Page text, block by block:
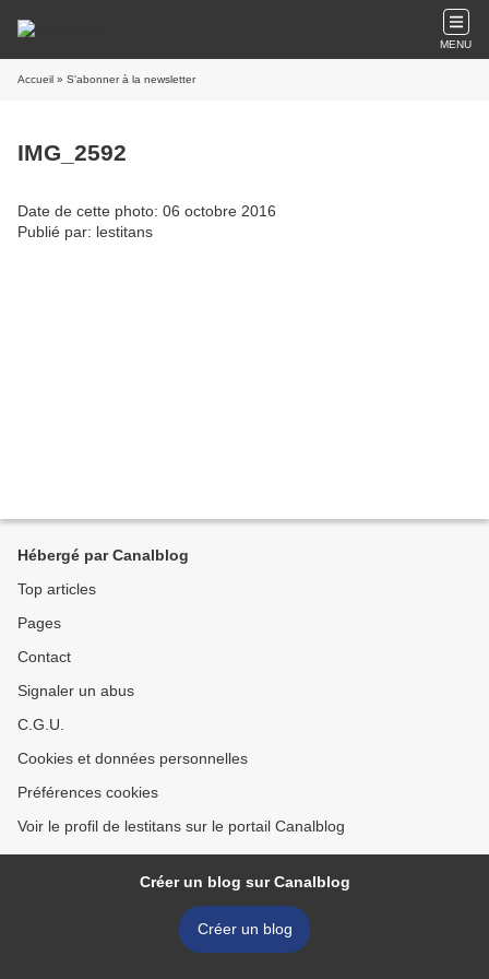
MENU
Accueil » S'abonner à la newsletter
IMG_2592
Date de cette photo: 06 octobre 2016
Publié par: lestitans
Hébergé par Canalblog
Top articles
Pages
Contact
Signaler un abus
C.G.U.
Cookies et données personnelles
Préférences cookies
Voir le profil de lestitans sur le portail Canalblog
Créer un blog sur Canalblog
Créer un blog